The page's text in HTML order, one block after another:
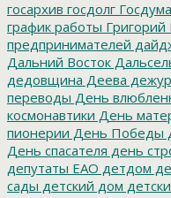
госархив госдолг Госдума
график работы Григорий
предпринимателей
Дальний Восток
дедовщина Деева
переводы День
космонавтики День
пионерии День Победы
День спасателя день
депутаты ЕАО детдом
сады детский дом